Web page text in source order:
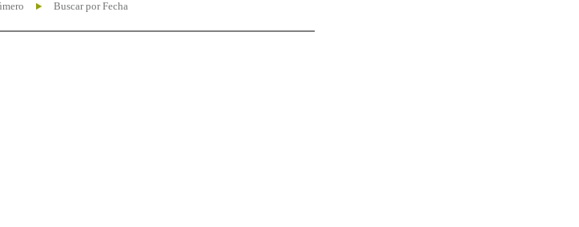
Buscar por Fecha